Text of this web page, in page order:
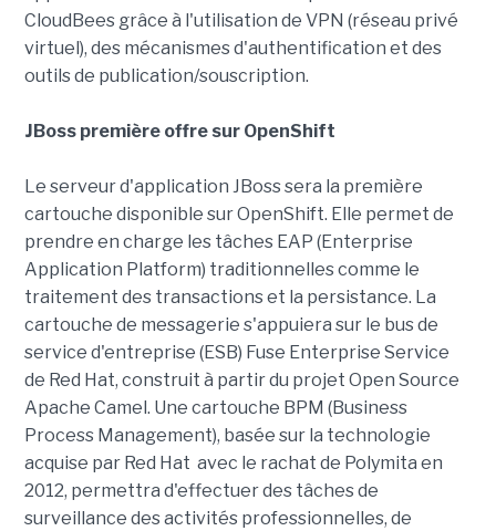
CloudBees grâce à l'utilisation de VPN (réseau privé
virtuel), des mécanismes d'authentification et des
outils de publication/souscription.
JBoss première offre sur OpenShift
Le serveur d'application JBoss sera la première
cartouche disponible sur OpenShift. Elle permet de
prendre en charge les tâches EAP (Enterprise
Application Platform) traditionnelles comme le
traitement des transactions et la persistance. La
cartouche de messagerie s'appuiera sur le bus de
service d'entreprise (ESB) Fuse Enterprise Service
de Red Hat, construit à partir du projet Open Source
Apache Camel. Une cartouche BPM (Business
Process Management), basée sur la technologie
acquise par Red Hat avec le rachat de Polymita en
2012, permettra d'effectuer des tâches de
surveillance des activités professionnelles, de